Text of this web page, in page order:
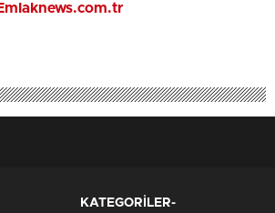
KATEGORİLER-